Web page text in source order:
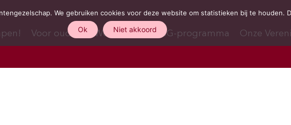
Voor ouders Word lid! RSG-programma Onze
We gebruiken cookies voor deze website om statistieken bij te houden.
Ok Niet akkoord